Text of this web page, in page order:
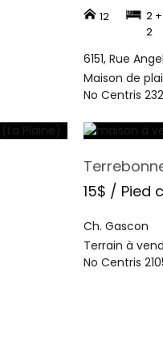
12
2 +
2
6151, Rue
Maison de
No Centris
15$ / Pied
Ch. Gascon
Terrain à
No Centris